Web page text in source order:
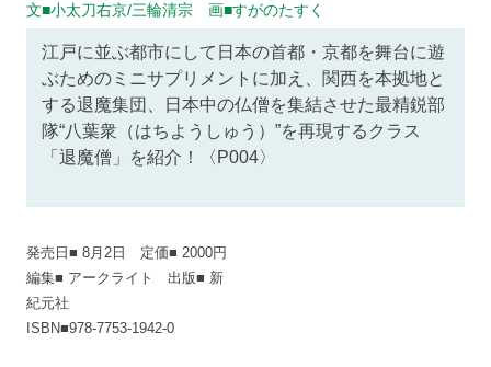
文■小太刀右京/三輪清宗 画■すがのたすく
江戸に並ぶ都市にして日本の首都・京都を舞台に遊
ぶためのミニサプリメントに加え、関西を本拠地と
する退魔集団、日本中の仏僧を集結させた最精鋭部
隊“八葉衆（はちようしゅう）”を再現するクラス
「退魔僧」を紹介！〈P004〉
発売日■ 8月2日 定価■ 2000円
編集■ アークライト 出版■ 新
紀元社
ISBN■978-7753-1942-0